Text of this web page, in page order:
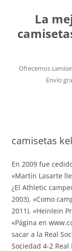
La
Ofrecemos
Envío
camisetas
En 2009 fue
«Martín Lasarte
¿El Athletic
2003). «Como
2011). «Heinlein
«Página en
sacar a la Real
Sociedad 4-2